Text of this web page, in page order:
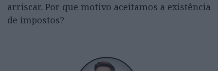
arriscar. Por que motivo aceitamos a existência
de impostos?